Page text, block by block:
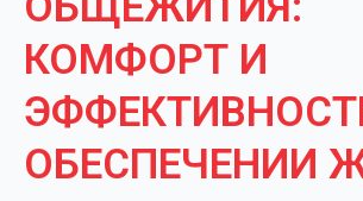
КОМФОРТ И
ОБЕСПЕЧЕНИИ